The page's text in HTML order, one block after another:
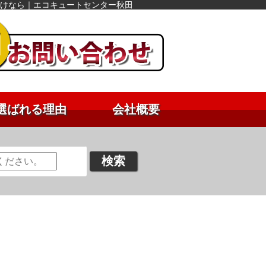
なら｜エコキュートセンター秋田
ばれる理由 会社概要